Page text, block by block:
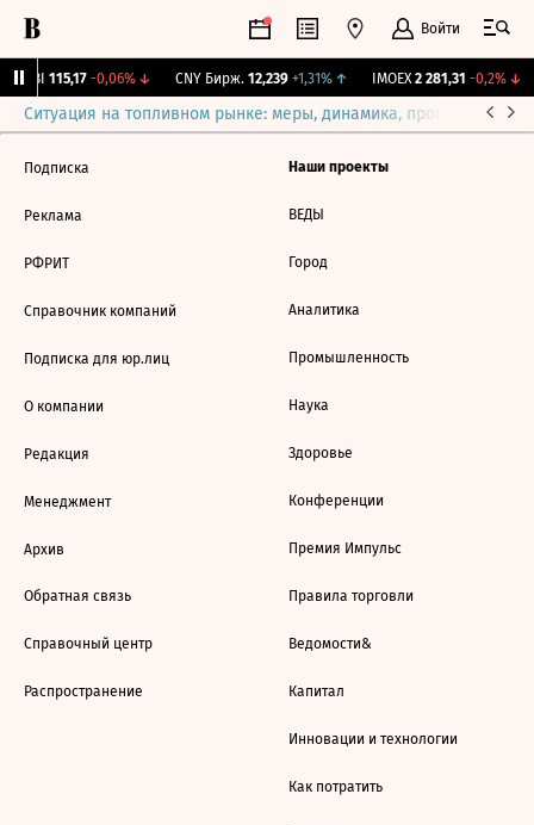
Войти
RGBI 115,17 -0,06%↓ CNY Бирж. 12,239 +1,31%↑ IMOEX 2 281,31 -0,2%↓
Ситуация на топливном рынке: меры, динамика, прогнозы
Подписка
Реклама
РФРИТ
Справочник компаний
Подписка для юр.лиц
О компании
Редакция
Менеджмент
Архив
Обратная связь
Справочный центр
Распространение
Наши проекты
ВЕДЫ
Город
Аналитика
Промышленность
Наука
Здоровье
Конференции
Премия Импульс
Правила торговли
Ведомости&
Капитал
Инновации и технологии
Как потратить